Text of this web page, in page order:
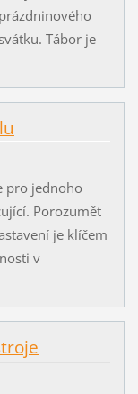
Tábor je
pro jednoho
Porozumět
je klíčem
v